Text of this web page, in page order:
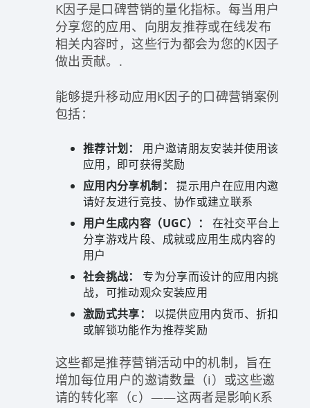
K因子是口碑营销的量化指标。每当用户
分享您的应用、向朋友推荐或在线发布
相关内容时，这些行为都会为您的K因子
做出贡献。.
能够提升移动应用K因子的口碑营销案例
包括：
推荐计划：
用户邀请朋友安装并使用该
应用，即可获得奖励
应用内分享机制：
提示用户在应用内邀
请好友进行竞技、协作或建立联系
用户生成内容（UGC）：
在社交平台上
分享游戏片段、成就或应用生成内容的
用户
社会挑战：
专为分享而设计的应用内挑
战，可推动观众安装应用
激励式共享：
以提供应用内货币、折扣
或解锁功能作为推荐奖励
这些都是推荐营销活动中的机制，旨在
增加每位用户的邀请数量（i）或这些邀
请的转化率（c）——这两者是影响K系